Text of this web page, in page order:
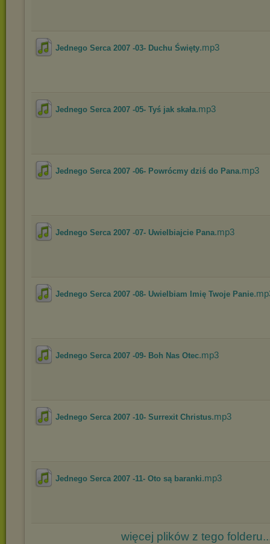
Jednego Serca 2007 -03- Duchu Święty.mp3
Jednego Serca 2007 -05- Tyś jak skała.mp3
Jednego Serca 2007 -06- Powrócmy dziś do Pana.mp3
Jednego Serca 2007 -07- Uwielbiajcie Pana.mp3
Jednego Serca 2007 -08- Uwielbiam Imię Twoje Panie
Jednego Serca 2007 -09- Boh Nas Otec.mp3
Jednego Serca 2007 -10- Surrexit Christus.mp3
Jednego Serca 2007 -11- Oto są baranki.mp3
więcej plików z tego